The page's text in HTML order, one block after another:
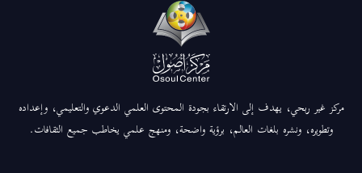
مركز غير ربحي، يهدف إلى الارتقاء بجودة المحتوى العلمي الدعوي والتعليمي، وإعداده
وتطويره، ونشره بلغات العالم، برؤية واضحة، ومنهج علمي يخاطب جميع الثقافات.